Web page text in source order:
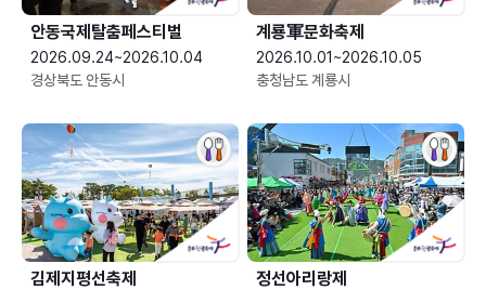
안동국제탈춤페스티벌
2026.09.24~2026.10.04
경상북도 안동시
2026.10.01~2026.10.05
충청남도 계룡시
김제지평선축제 정선아리랑제